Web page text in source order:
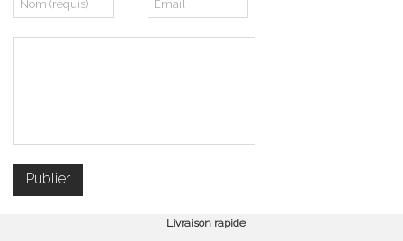
Livraison rapide